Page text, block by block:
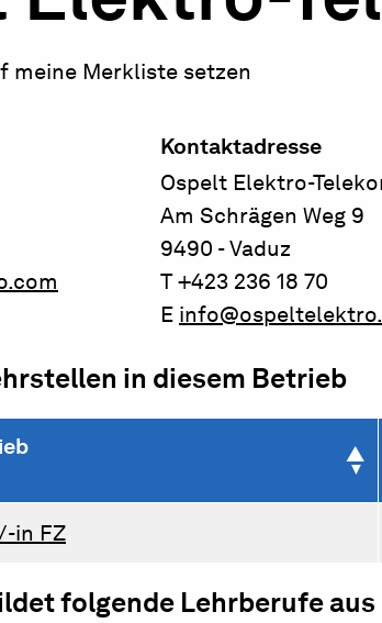
meine Merkliste setzen
Kontaktadresse
Ospelt Elektro-
Am Schrägen Weg 9
9490 - Vaduz
T +423 236 18 70
E
in diesem Betrieb
in FZ
folgende Lehrberufe aus